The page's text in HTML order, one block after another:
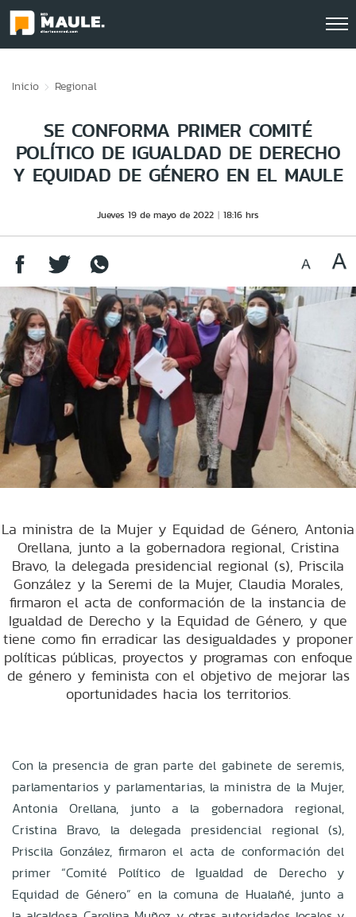
Inicio Regional
SE CONFORMA PRIMER COMITÉ
POLÍTICO DE IGUALDAD DE DERECHO
Y EQUIDAD DE GÉNERO EN EL MAULE
Jueves 19 de mayo de 2022 18:16 hrs
La ministra de la Mujer y Equidad de Género, Antonia
Orellana, junto a la gobernadora regional, Cristina
Bravo, la delegada presidencial regional (s), Priscila
González y la Seremi de la Mujer, Claudia Morales,
firmaron el acta de conformación de la instancia de
Igualdad de Derecho y la Equidad de Género, y que
tiene como fin erradicar las desigualdades y proponer
políticas públicas, proyectos y programas con enfoque
de género y feminista con el objetivo de mejorar las
oportunidades hacia los territorios.
Con la presencia de gran parte del gabinete de seremis,
parlamentarios y parlamentarias, la ministra de la Mujer,
Antonia Orellana, junto a la gobernadora regional,
Cristina Bravo, la delegada presidencial regional (s),
Priscila González, firmaron el acta de conformación del
primer “Comité Político de Igualdad de Derecho y
Equidad de Género” en la comuna de Hualañé, junto a